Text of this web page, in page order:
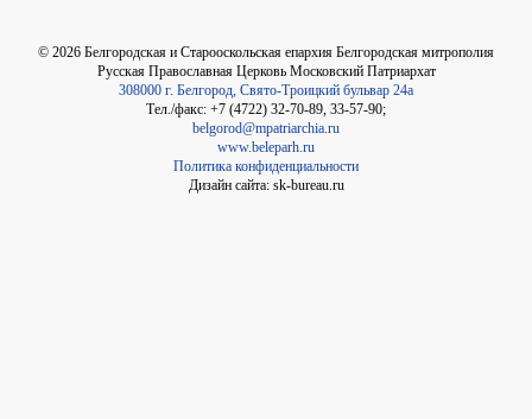
© 2026 Белгородская и Старооскольская епархия Белгородская митрополия
Русская Православная Церковь Московский Патриархат
308000 г. Белгород, Свято-Троицкий бульвар 24а
Тел./факс: +7 (4722) 32-70-89, 33-57-90;
belgorod@mpatriarchia.ru
www.beleparh.ru
Политика конфиденциальности
Дизайн сайта: sk-bureau.ru